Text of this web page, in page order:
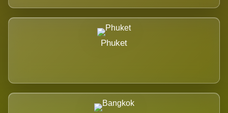
Phuket